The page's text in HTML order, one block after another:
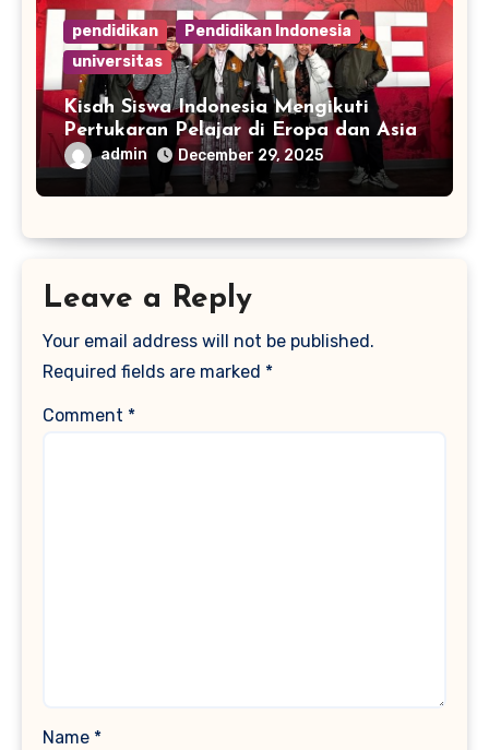
pendidikan
Pendidikan Indonesia
universitas
Kisah Siswa Indonesia Mengikuti
Pertukaran Pelajar di Eropa dan Asia
admin December 29, 2025
Leave a Reply
Your email address will not be published.
Required fields are marked *
Comment *
Name *